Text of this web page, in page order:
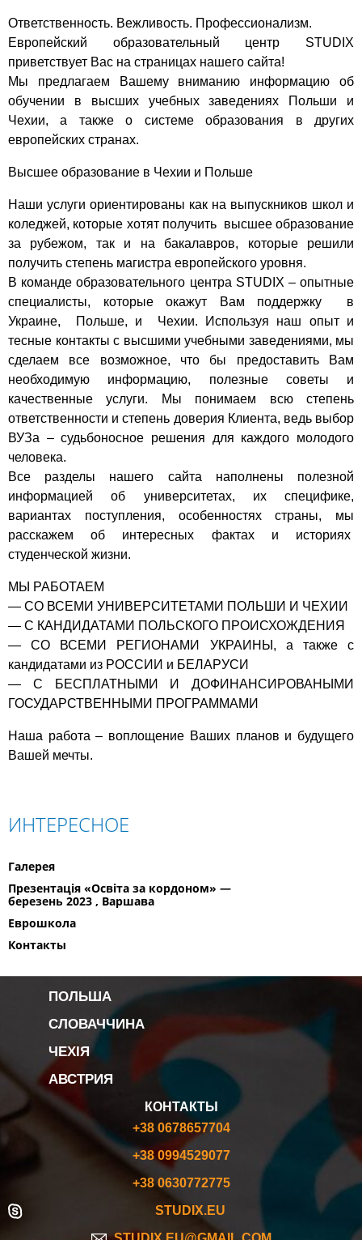
Ответственность. Вежливость. Профессионализм.
Европейский образовательный центр STUDIX
приветствует Вас на страницах нашего сайта!
Мы предлагаем Вашему вниманию информацию об
обучении в высших учебных заведениях Польши и
Чехии, а также о системе образования в других
европейских странах.
Высшее образование в Чехии и Польше
Наши услуги ориентированы как на выпускников школ и
коледжей, которые хотят получить высшее образование
за рубежом, так и на бакалавров, которые решили
получить степень магистра европейского уровня.
В команде образовательного центра STUDIX – опытные
специалисты, которые окажут Вам поддержку в
Украине, Польше, и Чехии. Используя наш опыт и
тесные контакты с высшими учебными заведениями, мы
сделаем все возможное, что бы предоставить Вам
необходимую информацию, полезные советы и
качественные услуги. Мы понимаем всю степень
ответственности и степень доверия Клиента, ведь выбор
ВУЗа – судьбоносное решения для каждого молодого
человека.
Все разделы нашего сайта наполнены полезной
информацией об университетах, их специфике,
вариантах поступления, особенностях страны, мы
расскажем об интересных фактах и историях
студенческой жизни.
МЫ РАБОТАЕМ
— СО ВСЕМИ УНИВЕРСИТЕТАМИ ПОЛЬШИ И ЧЕХИИ
— С КАНДИДАТАМИ ПОЛЬСКОГО ПРОИСХОЖДЕНИЯ
— СО ВСЕМИ РЕГИОНАМИ УКРАИНЫ, а также с
кандидатами из РОССИИ и БЕЛАРУСИ
— С БЕСПЛАТНЫМИ И ДОФИНАНСИРОВАНЫМИ
ГОСУДАРСТВЕННЫМИ ПРОГРАММАМИ
Наша работа – воплощение Ваших планов и будущего
Вашей мечты.
ИНТЕРЕСНОЕ
Галерея
Презентація «Освіта за кордоном» —
березень 2023 , Варшава
Еврошкола
Контакты
ПОЛЬША
СЛОВАЧЧИНА
ЧЕХІЯ
АВСТРИЯ
КОНТАКТЫ
+38 0678657704
+38 0994529077
+38 0630772775
STUDIX.EU